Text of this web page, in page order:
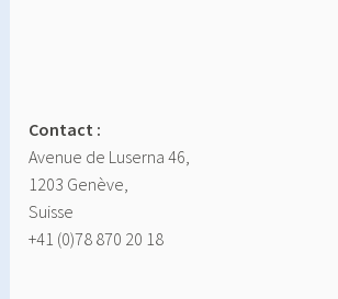
Contact :
Avenue de Luserna 46,
1203 Genève,
Suisse
+41 (0)78 870 20 18